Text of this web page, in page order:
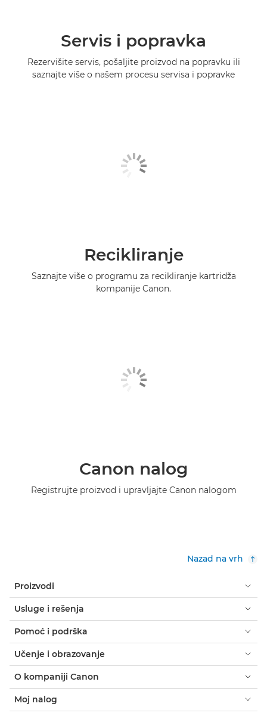
Servis i popravka
Rezervišite servis, pošaljite proizvod na popravku ili
saznajte više o našem procesu servisa i popravke
Recikliranje
Saznajte više o programu za recikliranje kartridža
kompanije Canon.
Canon nalog
Registrujte proizvod i upravljajte Canon nalogom
Nazad na vrh
Proizvodi
Usluge i rešenja
Pomoć i podrška
Učenje i obrazovanje
O kompaniji Canon
Moj nalog